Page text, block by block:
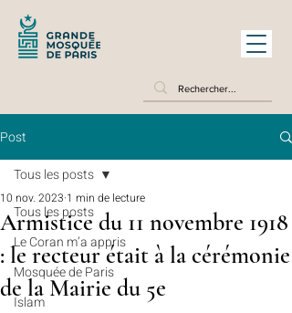
Post
Tous les posts
Le Coran m’a appris
Mosquée de Paris
Islam
Tous les posts
Armistice du 11 novembre 1918
: le recteur était à la cérémonie
de la Mairie du 5e
10 nov. 2023 1 min de lecture